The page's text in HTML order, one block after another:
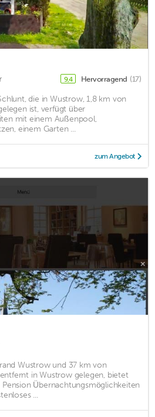
9,4 Hervorragend (17)
die in Wustrow, 1,8 km von
ist, verfügt über
mit einem Außenpool,
einem Garten ...
zum Angebot
Wustrow und 37 km von
in Wustrow gelegen, bietet
Übernachtungsmöglichkeiten
...